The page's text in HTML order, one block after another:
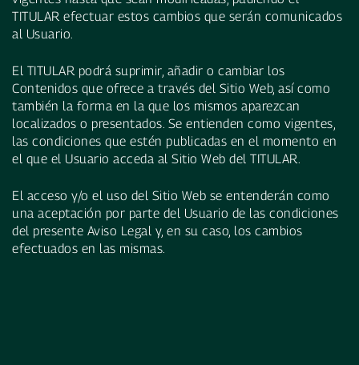
TITULAR efectuar estos cambios que serán comunicados
al Usuario.
El TITULAR podrá suprimir, añadir o cambiar los
Contenidos que ofrece a través del Sitio Web, así como
también la forma en la que los mismos aparezcan
localizados o presentados. Se entienden como vigentes,
las condiciones que estén publicadas en el momento en
el que el Usuario acceda al Sitio Web del TITULAR.
El acceso y/o el uso del Sitio Web se entenderán como
una aceptación por parte del Usuario de las condiciones
del presente Aviso Legal y, en su caso, los cambios
efectuados en las mismas.